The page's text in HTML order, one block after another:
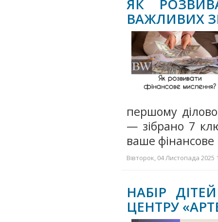
ЯК
ВАЖЛИВИХ
першому
— зібрано 7
ваше
Вівторок, 04 Листопада 2025
НАБІР
ЦЕНТРУ